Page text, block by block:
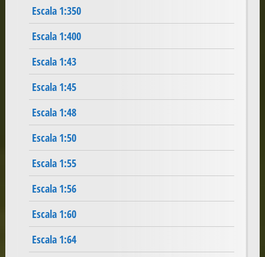
Escala 1:350
Escala 1:400
Escala 1:43
Escala 1:45
Escala 1:48
Escala 1:50
Escala 1:55
Escala 1:56
Escala 1:60
Escala 1:64